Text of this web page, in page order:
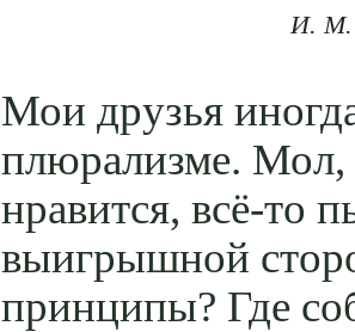
И. М.
Мои друзья
плюрализме.
нравится, всё-то
выигрышной
принципы? Где